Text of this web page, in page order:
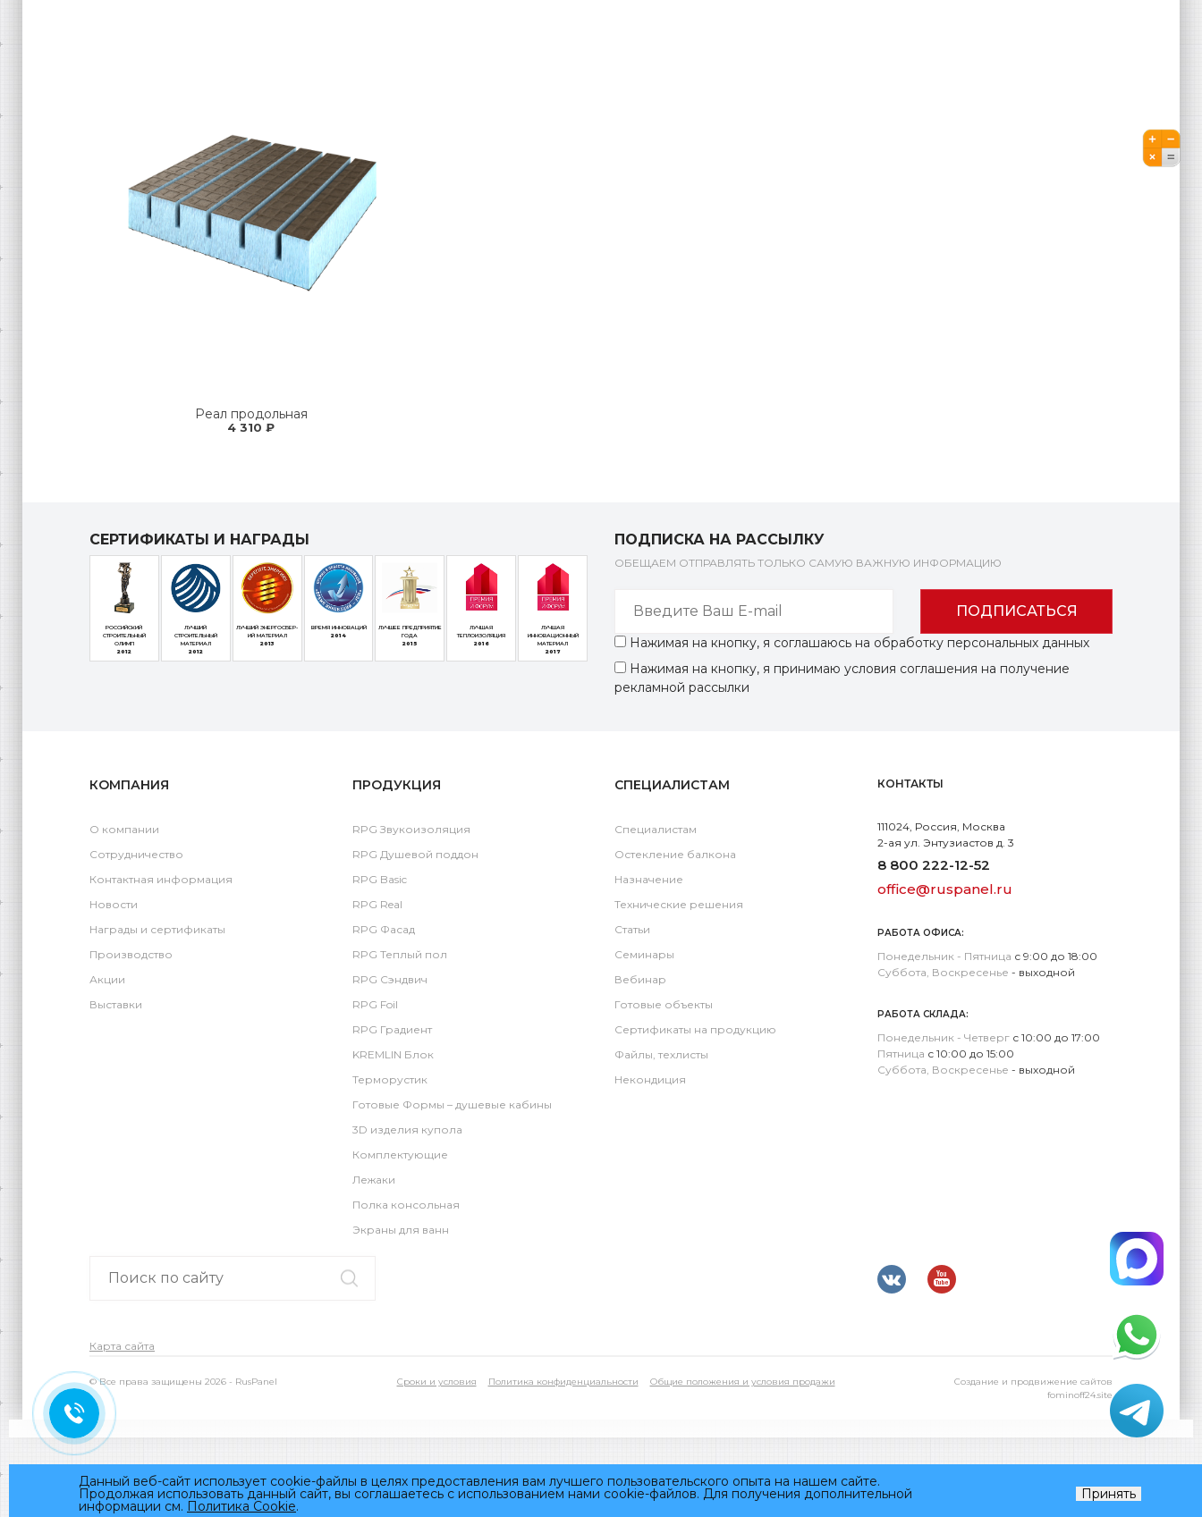
Реал продольная
4 310 ₽
СЕРТИФИКАТЫ И НАГРАДЫ
РОССИЙСКИЙ
СТРОИТЕЛЬНЫЙ
ОЛИМП
2012
ЛУЧШИЙ
СТРОИТЕЛЬНЫЙ
МАТЕРИАЛ
2012
ЛУЧШИЙ ЭНЕРГОСБЕР-
ИЙ МАТЕРИАЛ
2013
ВРЕМЯ ИННОВАЦИЙ
2014
ЛУЧШЕЕ ПРЕДПРИЯТИЕ
ГОДА
2015
ЛУЧШАЯ
ТЕПЛОИЗОЛЯЦИЯ
2016
ЛУЧШАЯ
ИННОВАЦИОННЫЙ
МАТЕРИАЛ
2017
ПОДПИСКА НА РАССЫЛКУ
ОБЕЩАЕМ ОТПРАВЛЯТЬ ТОЛЬКО САМУЮ ВАЖНУЮ ИНФОРМАЦИЮ
ПОДПИСАТЬСЯ
Нажимая на кнопку, я соглашаюсь на обработку персональных данных
Нажимая на кнопку, я принимаю условия соглашения на получение
рекламной рассылки
КОМПАНИЯ
О компании
Сотрудничество
Контактная информация
Новости
Награды и сертификаты
Производство
Акции
Выставки
ПРОДУКЦИЯ
RPG Звукоизоляция
RPG Душевой поддон
RPG Basic
RPG Real
RPG Фасад
RPG Теплый пол
RPG Сэндвич
RPG Foil
RPG Градиент
KREMLIN Блок
Терморустик
Готовые Формы – душевые кабины
3D изделия купола
Комплектующие
Лежаки
Полка консольная
Экраны для ванн
СПЕЦИАЛИСТАМ
Специалистам
Остекление балкона
Назначение
Технические решения
Статьи
Семинары
Вебинар
Готовые объекты
Сертификаты на продукцию
Файлы, техлисты
Некондиция
КОНТАКТЫ
111024, Россия, Москва
2-ая ул. Энтузиастов д. 3
8 800 222-12-52
office@ruspanel.ru
РАБОТА ОФИСА:
Понедельник - Пятница с 9:00 до 18:00
Суббота, Воскресенье - выходной
РАБОТА СКЛАДА:
Понедельник - Четвергс 10:00 до 17:00
Пятница с 10:00 до 15:00
Суббота, Воскресенье - выходной
Карта сайта
© Все права защищены 2026 - RusPanel Сроки и условия Политика конфиденциальности Общие положения и условия продажи
Создание и продвижение сайтов
fominoff24.site
Данный веб-сайт использует cookie-файлы в целях предоставления вам лучшего пользовательского опыта на нашем сайте.
Продолжая использовать данный сайт, вы соглашаетесь с использованием нами cookie-файлов. Для получения дополнительной
информации см. Политика Cookie.
Принять